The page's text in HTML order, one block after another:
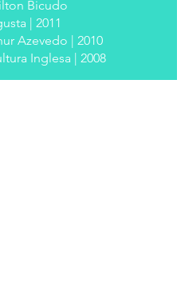
Bicudo
| 2011
Azevedo | 2010
Inglesa | 2008